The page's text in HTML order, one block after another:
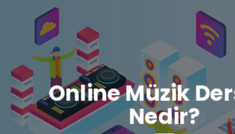
Online Müzik
Nedir?